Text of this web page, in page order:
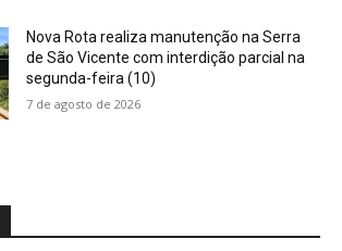
Nova Rota realiza manutenção na Serra
de São Vicente com interdição parcial na
segunda-feira (10)
7 de agosto de 2026